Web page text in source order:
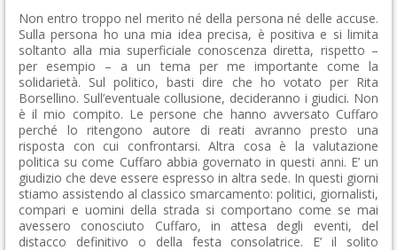
Non entro troppo nel merito né della persona né delle accuse.
Sulla persona ho una mia idea precisa, è positiva e si limita
soltanto alla mia superficiale conoscenza diretta, rispetto –
per esempio – a un tema per me importante come la
solidarietà. Sul politico, basti dire che ho votato per Rita
Borsellino. Sull’eventuale collusione, decideranno i giudici. Non
è il mio compito. Le persone che hanno avversato Cuffaro
perché lo ritengono autore di reati avranno presto una
risposta con cui confrontarsi. Altra cosa è la valutazione
politica su come Cuffaro abbia governato in questi anni. E’ un
giudizio che deve essere espresso in altra sede. In questi giorni
stiamo assistendo al classico smarcamento: politici, giornalisti,
compari e uomini della strada si comportano come se mai
avessero conosciuto Cuffaro, in attesa degli eventi, del
distacco definitivo o della festa consolatrice. E’ il solito